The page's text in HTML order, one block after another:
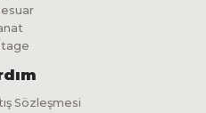
Sözleşmesi